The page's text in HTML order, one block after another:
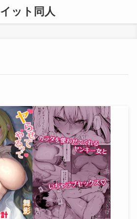
イット同人